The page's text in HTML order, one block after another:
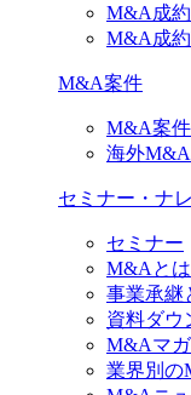
M&A成
M&A成
M&A案件
M&A案
海外
セミナー・ナ
セミナー
M&Aとは
事業承継
資料ダウ
M&Aマ
業界別の